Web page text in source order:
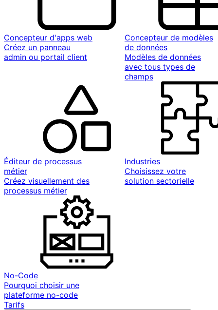
Concepteur d'apps web
Créez un panneau
admin ou portail client
Concepteur de modèles
de données
Modèles de données
avec tous types de
champs
Éditeur de processus
métier
Créez visuellement des
processus métier
Industries
Choisissez votre
solution sectorielle
No-Code
Pourquoi choisir une
plateforme no-code
Tarifs